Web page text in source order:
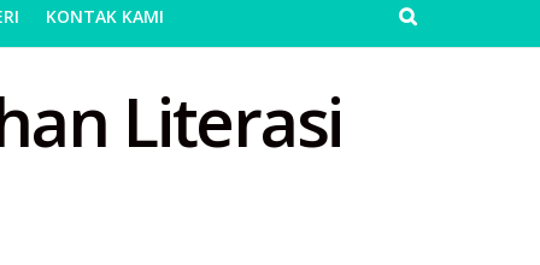
KONTAK KAMI
Literasi